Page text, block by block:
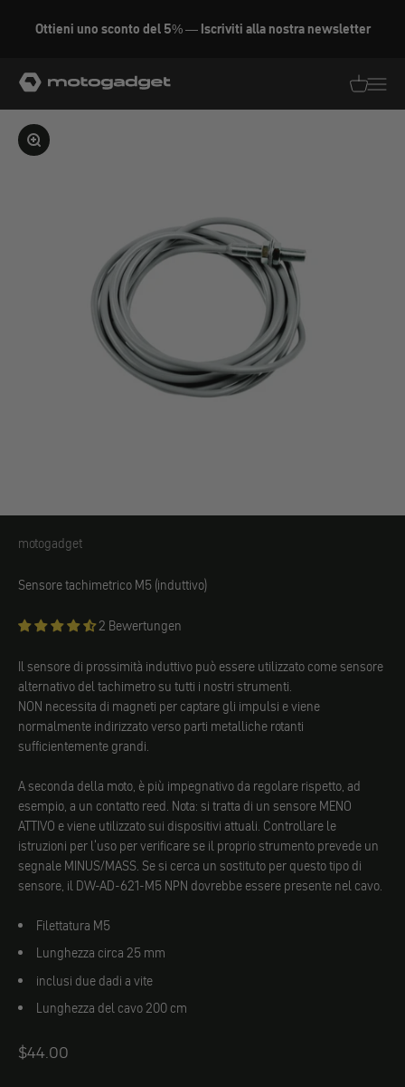
Ottieni uno sconto del 5% — Iscriviti alla nostra newsletter
motogadget GmbH
Ingrandire l'immagine
motogadget
motogadget
Sensore tachimetrico M5 (induttivo)
2 Bewertungen
Il sensore di prossimità induttivo può essere utilizzato come sensore
alternativo del tachimetro su tutti i nostri strumenti.
NON necessita di magneti per captare gli impulsi e viene
normalmente indirizzato verso parti metalliche rotanti
sufficientemente grandi.
A seconda della moto, è più impegnativo da regolare rispetto, ad
esempio, a un contatto reed. Nota: si tratta di un sensore MENO
ATTIVO e viene utilizzato sui dispositivi attuali. Controllare le
istruzioni per l'uso per verificare se il proprio strumento prevede un
segnale MINUS/MASS. Se si cerca un sostituto per questo tipo di
sensore, il DW-AD-621-M5 NPN dovrebbe essere presente nel cavo.
Filettatura M5
Lunghezza circa 25 mm
inclusi due dadi a vite
Lunghezza del cavo 200 cm
Angebot
$44.00